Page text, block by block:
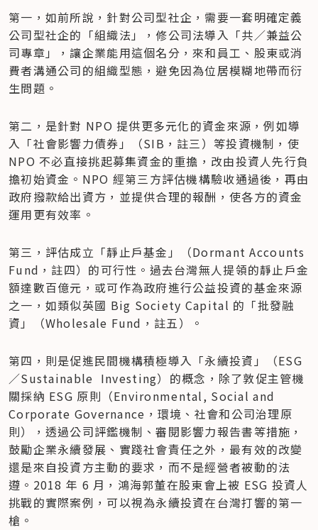
第一，如前所說，針對公司型社企，需要一套明確定義
公司型社企的「組織法」，修公司法導入「共／兼益公
司專章」，讓企業能用這個名分，來和員工、股東或消
費者溝通公司的組織型態，避免因為位居模糊地帶而衍
生問題。
第二，是針對 NPO 提供更多元化的資金來源，例如導
入「社會影響力債券」（SIB，註三）等投資機制，使
NPO 不必直接挑起募集資金的重擔，改由投資人先行負
擔初始資金。NPO 經第三方評估機構驗收通過後，再由
政府撥款給出資方，並提供合理的報酬，使各方的資金
運用更有效率。
第三，評估成立「靜止戶基金」（Dormant Accounts
Fund，註四）的可行性。過去台灣無人提領的靜止戶金
額達數百億元，或可作為政府進行公益投資的基金來源
之一，如類似英國 Big Society Capital 的「批發融
資」（Wholesale Fund，註五）。
第四，則是促進民間機構積極導入「永續投資」（ESG
／Sustainable  Investing）的概念，除了敦促主管機
關採納 ESG 原則（Environmental, Social and
Corporate Governance，環境、社會和公司治理原
則），透過公司評鑑機制、審閱影響力報告書等措施，
鼓勵企業永續發展、實踐社會責任之外，最有效的改變
還是來自投資方主動的要求，而不是經營者被動的法
遵。2018 年 6 月，鴻海郭董在股東會上被 ESG 投資人
挑戰的實際案例，可以視為永續投資在台灣打響的第一
槍。